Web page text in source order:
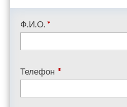
Ф.И.О. *
Телефон *